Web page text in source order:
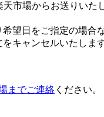
市場からお送りいた
望日をご指定の場合
キャンセルいたします
までご連絡 ください。